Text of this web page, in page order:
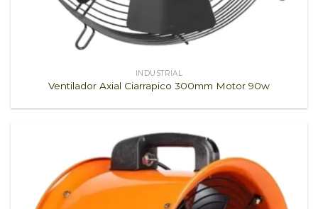
INDUSTRIAL
Ventilador Axial Ciarrapico 300mm Motor 90w